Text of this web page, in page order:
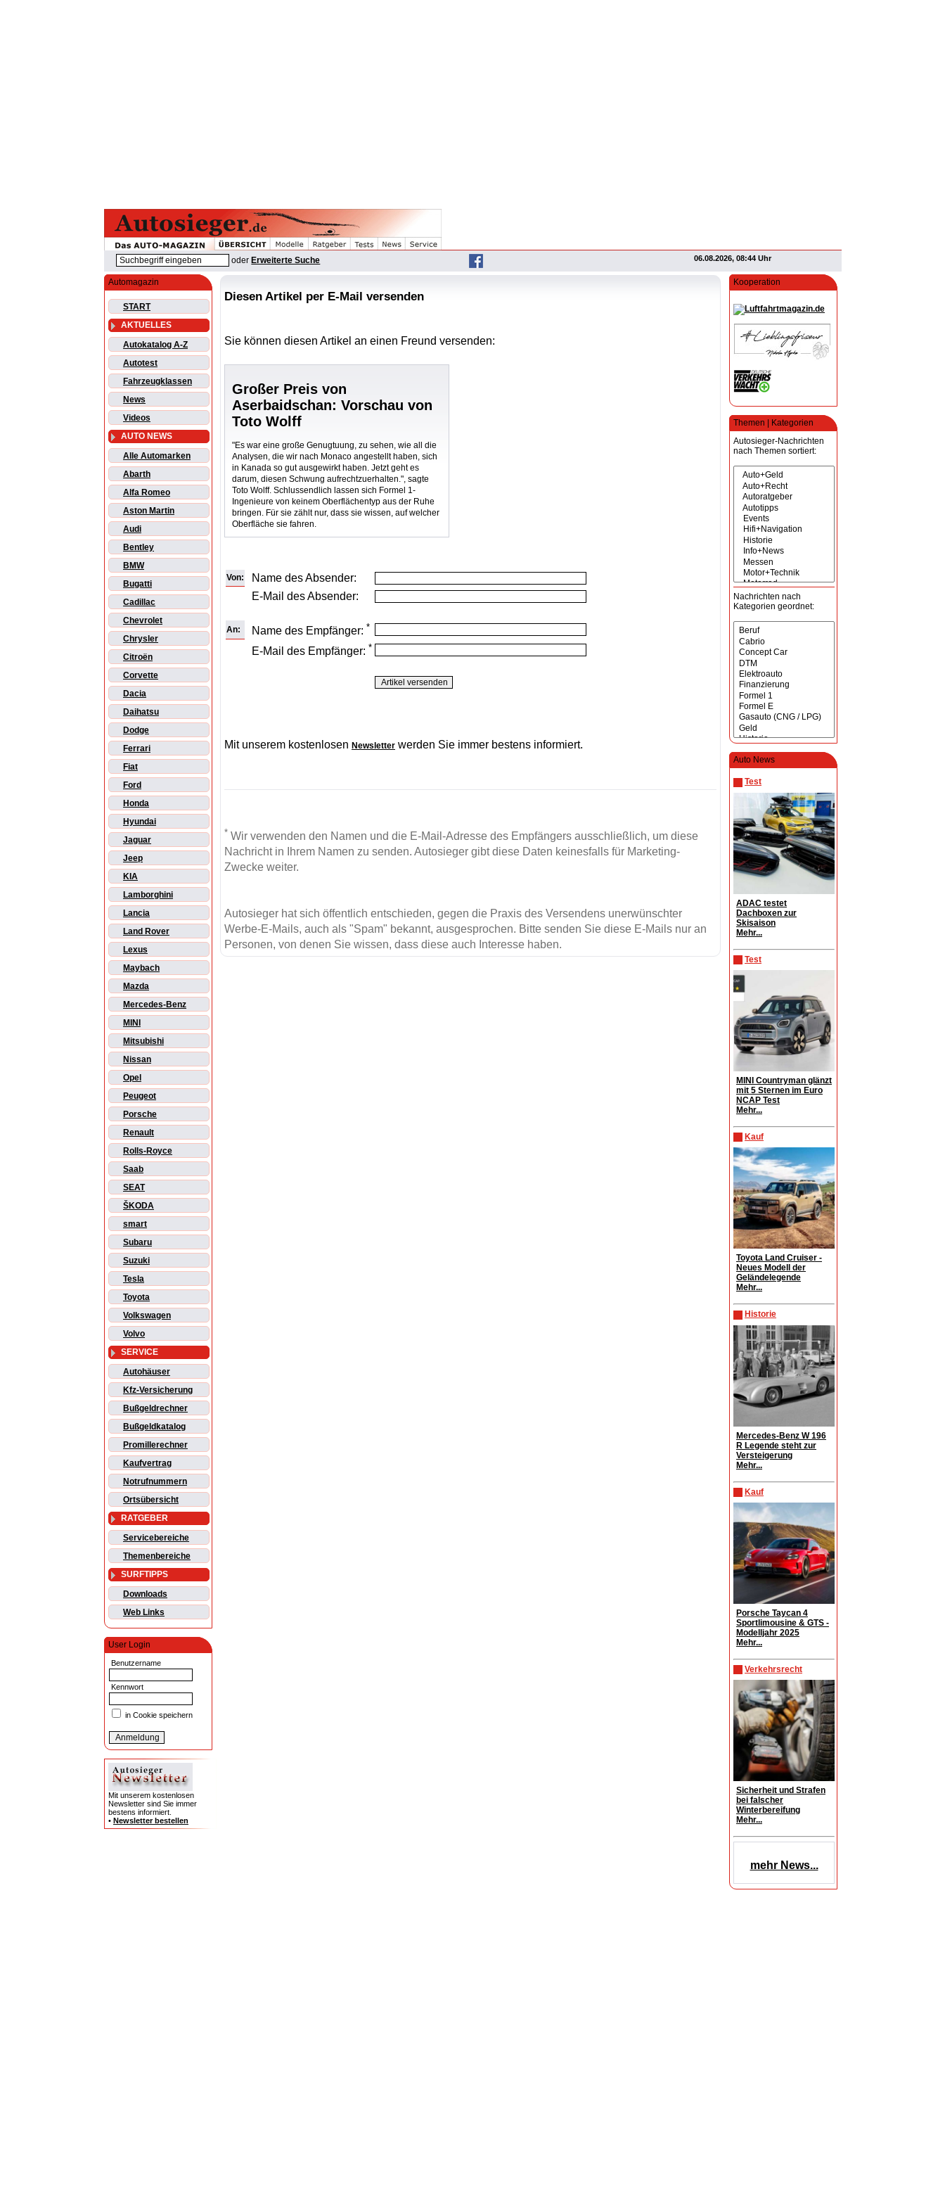
oder Erweiterte Suche 06.08.2026, 08:44 Uhr
Automagazin
START
AKTUELLES
Autokatalog A-Z
Autotest
Fahrzeugklassen
News
Videos
AUTO NEWS
Alle Automarken
Abarth
Alfa Romeo
Aston Martin
Audi
Bentley
BMW
Bugatti
Cadillac
Chevrolet
Chrysler
Citroën
Corvette
Dacia
Daihatsu
Dodge
Ferrari
Fiat
Ford
Honda
Hyundai
Jaguar
Jeep
KIA
Lamborghini
Lancia
Land Rover
Lexus
Maybach
Mazda
Mercedes-Benz
MINI
Mitsubishi
Nissan
Opel
Peugeot
Porsche
Renault
Rolls-Royce
Saab
SEAT
ŠKODA
smart
Subaru
Suzuki
Tesla
Toyota
Volkswagen
Volvo
SERVICE
Autohäuser
Kfz-Versicherung
Bußgeldrechner
Bußgeldkatalog
Promillerechner
Kaufvertrag
Notrufnummern
Ortsübersicht
RATGEBER
Servicebereiche
Themenbereiche
SURFTIPPS
Downloads
Web Links
User Login
Benutzername
Kennwort
in Cookie speichern
Mit unserem kostenlosen
Newsletter sind Sie immer
bestens informiert.
• Newsletter bestellen
Kooperation
Themen | Kategorien
Autosieger-Nachrichten
nach Themen sortiert:
Nachrichten nach
Kategorien geordnet:
Auto News
Test
ADAC testet
Dachboxen zur
Skisaison
Mehr...
Test
MINI Countryman glänzt
mit 5 Sternen im Euro
NCAP Test
Mehr...
Kauf
Toyota Land Cruiser -
Neues Modell der
Geländelegende
Mehr...
Historie
Mercedes-Benz W 196
R Legende steht zur
Versteigerung
Mehr...
Kauf
Porsche Taycan 4
Sportlimousine & GTS -
Modelljahr 2025
Mehr...
Verkehrsrecht
Sicherheit und Strafen
bei falscher
Winterbereifung
Mehr...
mehr News...
Diesen Artikel per E-Mail versenden
Sie können diesen Artikel an einen Freund versenden:
Großer Preis von
Aserbaidschan: Vorschau von
Toto Wolff
"Es war eine große Genugtuung, zu sehen, wie all die
Analysen, die wir nach Monaco angestellt haben, sich
in Kanada so gut ausgewirkt haben. Jetzt geht es
darum, diesen Schwung aufrechtzuerhalten.", sagte
Toto Wolff. Schlussendlich lassen sich Formel 1-
Ingenieure von keinem Oberflächentyp aus der Ruhe
bringen. Für sie zählt nur, dass sie wissen, auf welcher
Oberfläche sie fahren.
Von:
Name des Absender:
E-Mail des Absender:
An: Name des Empfänger: *
E-Mail des Empfänger: *
Mit unserem kostenlosen Newsletter werden Sie immer bestens informiert.
* Wir verwenden den Namen und die E-Mail-Adresse des Empfängers ausschließlich, um diese
Nachricht in Ihrem Namen zu senden. Autosieger gibt diese Daten keinesfalls für Marketing-
Zwecke weiter.
Autosieger hat sich öffentlich entschieden, gegen die Praxis des Versendens unerwünschter
Werbe-E-Mails, auch als "Spam" bekannt, ausgesprochen. Bitte senden Sie diese E-Mails nur an
Personen, von denen Sie wissen, dass diese auch Interesse haben.